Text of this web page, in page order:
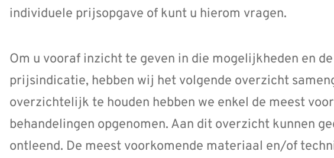
individuele prijsopgave of kunt u hierom vragen.
Om u vooraf inzicht te geven in die mogelijkheden en
prijsindicatie, hebben wij het volgende overzicht
overzichtelijk te houden hebben we enkel de meest
behandelingen opgenomen. Aan dit overzicht kunnen
ontleend. De meest voorkomende materiaal en/of